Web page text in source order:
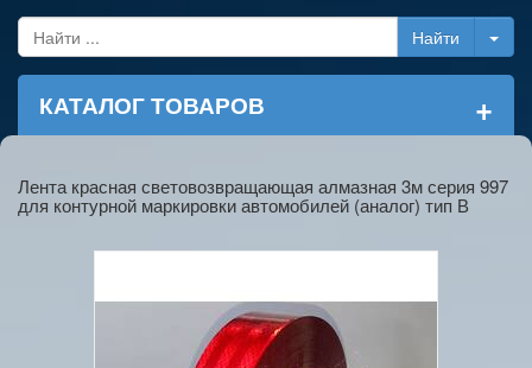
КАТАЛОГ ТОВАРОВ +
Лента красная световозвращающая алмазная 3м серия 997
для контурной маркировки автомобилей (аналог) тип В